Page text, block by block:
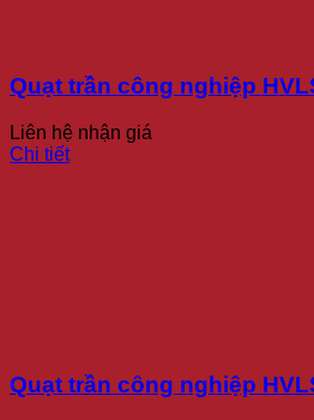
Quạt trần công nghiệp
Liên hệ nhận giá
Chi tiết
Quạt trần công nghiệp